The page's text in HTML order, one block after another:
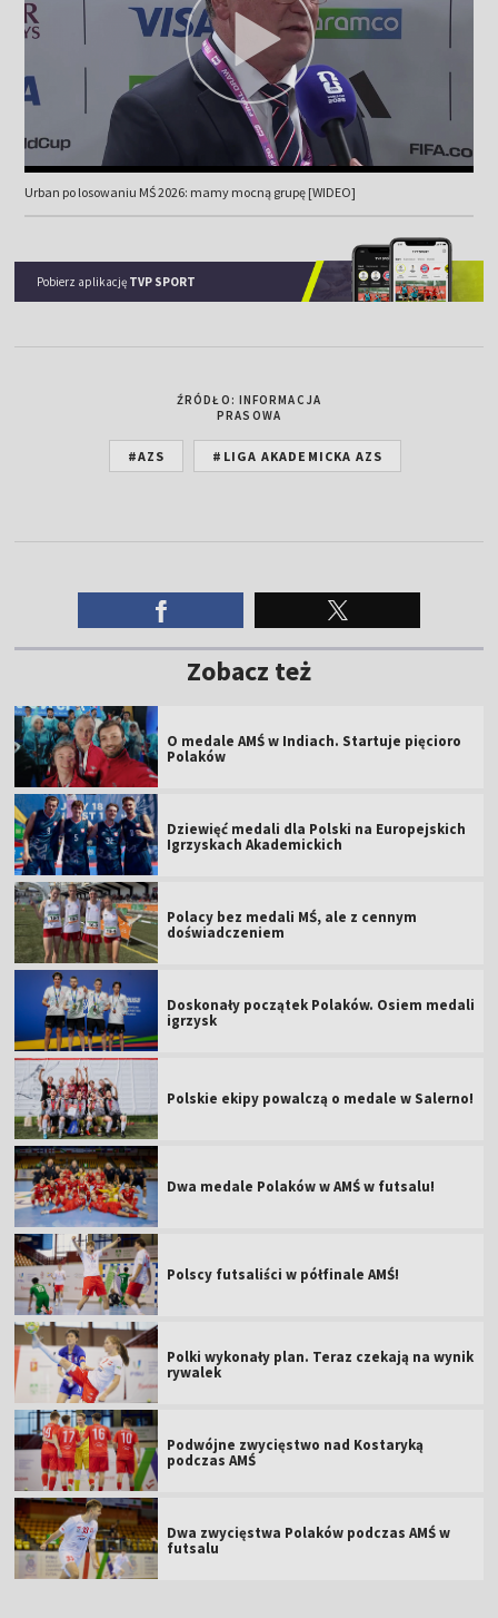
Urban po losowaniu MŚ 2026: mamy mocną grupę [WIDEO]
Pobierz aplikację TVP SPORT
ŹRÓDŁO: INFORMACJA
PRASOWA
#AZS #LIGA AKADEMICKA AZS
Zobacz też
O medale AMŚ w Indiach. Startuje pięcioro
Polaków
Dziewięć medali dla Polski na Europejskich
Igrzyskach Akademickich
Polacy bez medali MŚ, ale z cennym
doświadczeniem
Doskonały początek Polaków. Osiem medali
igrzysk
Polskie ekipy powalczą o medale w Salerno!
Dwa medale Polaków w AMŚ w futsalu!
Polscy futsaliści w półfinale AMŚ!
Polki wykonały plan. Teraz czekają na wynik
rywalek
Podwójne zwycięstwo nad Kostaryką
podczas AMŚ
Dwa zwycięstwa Polaków podczas AMŚ w
futsalu